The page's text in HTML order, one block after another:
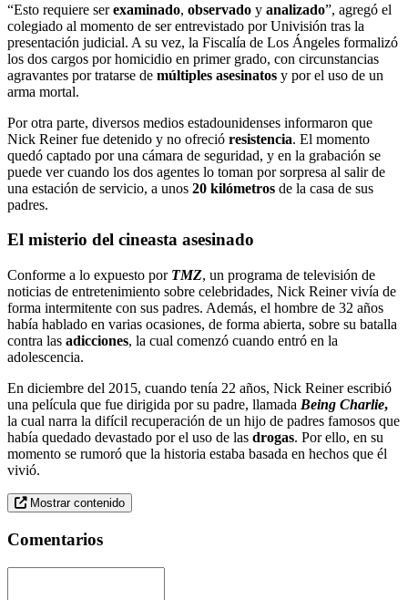
“Esto requiere serexaminado, observado y analizado”, agregó el
colegiado al momento de ser entrevistado por Univisión tras la
presentación judicial. A su vez, la Fiscalía de Los Ángeles formalizó
los dos cargos por homicidio en primer grado, con circunstancias
agravantes por tratarse de múltiples asesinatos y por el uso de un
arma mortal.
Por otra parte, diversos medios estadounidenses informaron que
Nick Reiner fue detenido y no ofreció resistencia. El momento
quedó captado por una cámara de seguridad, y en la grabación se
puede ver cuando los dos agentes lo toman por sorpresa al salir de
una estación de servicio, a unos 20 kilómetros de la casa de sus
padres.
El misterio del cineasta asesinado
Conforme a lo expuesto por TMZ, un programa de televisión de
noticias de entretenimiento sobre celebridades, Nick Reiner vivía de
forma intermitente con sus padres. Además, el hombre de 32 años
había hablado en varias ocasiones, de forma abierta, sobre su batalla
contra las adicciones, la cual comenzó cuando entró en la
adolescencia.
En diciembre del 2015, cuando tenía 22 años, Nick Reiner escribió
una película que fue dirigida por su padre, llamada Being Charlie,
la cual narra la difícil recuperación de un hijo de padres famosos que
había quedado devastado por el uso de las drogas. Por ello, en su
momento se rumoró que la historia estaba basada en hechos que él
vivió.
Mostrar contenido
Comentarios